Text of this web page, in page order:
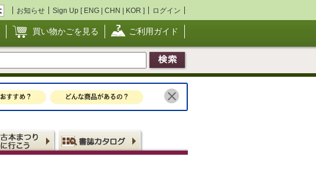
お知らせ Sign Up [ ENG | CHN | KOR ] ログイン
買い物かごを見る ご利用ガイド